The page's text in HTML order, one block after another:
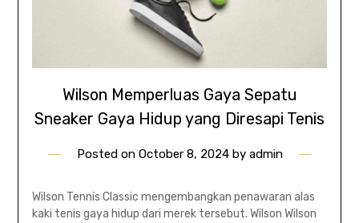
Wilson Memperluas Gaya Sepatu
Sneaker Gaya Hidup yang Diresapi Tenis
Posted on October 8, 2024by admin
Wilson Tennis Classic mengembangkan penawaran alas
kaki tenis gaya hidup dari merek tersebut. Wilson Wilson